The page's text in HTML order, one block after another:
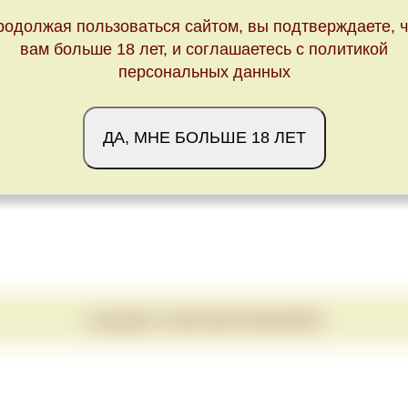
пользоваться сайтом, вы подтверждаете,
вам больше 18 лет, и соглашаетесь с политикой
персональных данных
ДА, МНЕ БОЛЬШЕ 18 ЛЕТ